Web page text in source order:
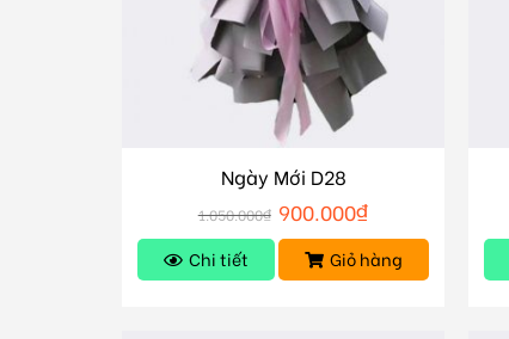
Ngày Mới D28
1.050.000₫ 900.000₫
Chi tiết Giỏ hàng